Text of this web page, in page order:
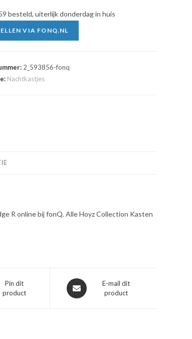
besteld, uiterlijk donderdag in huis
VIA FONQ.NL
2_593856-fonq
Nachtkastjes
R online bij fonQ. Alle Hoyz Collection Kasten
Pin dit
product
Opent
in
E-mail dit
product